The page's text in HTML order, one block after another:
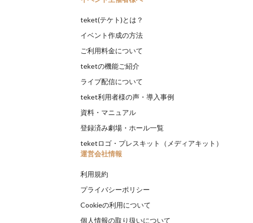
teket(テケト)とは？
イベント作成の方法
ご利用料金について
teketの機能ご紹介
ライブ配信について
teket利用者様の声・導入事例
資料・マニュアル
登録済み劇場・ホール一覧
teketロゴ・プレスキット（メディアキット）
運営会社情報
利用規約
プライバシーポリシー
Cookieの利用について
個人情報の取り扱いについて